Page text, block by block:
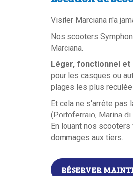
Visiter Marciana n'a
Nos scooters
Marciana.
Léger, fonctionnel et
pour les casques ou
plages les plus
Et cela ne s'arrête
(Portoferraio, Marina
En louant nos
dommages aux tiers.
RÉSERVER